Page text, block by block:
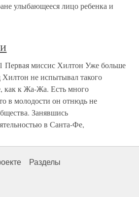
улыбающееся лицо ребенка и
Первая миссис Хилтон Уже больше
Хилтон не испытывал такого
как к Жа-Жа. Есть много
в молодости он отнюдь не
Занявшись
в Санта-Фе,
Разделы